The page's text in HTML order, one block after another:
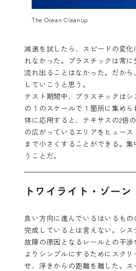
The Ocean Cleanup
減速を試したら、スピードの変
れなかった。プラスチックは常
流れ出ることはなかった。だか
していこうと思う。
テスト期間中、プラスチックは
の１のスケールで１箇所に集め
体に応用すると、テキサスの2倍
の広がっているエリアをヒュース
まで小さくすることができる。
うことだ。
トワイライト・ゾーン
良い方向に進んでいるはいるも
完成しているとは言えない。シス
故障の原因となるレールとの干
よりシンプルにするためにスク
せ、浮きからの距離を離した。